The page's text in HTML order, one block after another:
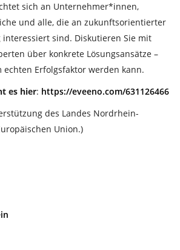
sich an Unternehmer*innen,
und alle, die an zukunftsorientierter
interessiert sind. Diskutieren Sie mit
über konkrete Lösungsansätze –
echten Erfolgsfaktor werden kann.
es hier: https://eveeno.com/631126466
des Landes Nordrhein-
Union.)